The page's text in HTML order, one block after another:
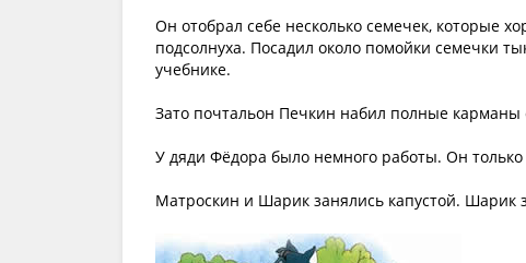
Он отобрал себе несколько семечек, которые
подсолнуха. Посадил около помойки семечки
учебнике.
Зато почтальон Печкин набил полные карманы
У дяди Фёдора было немного работы. Он
Матроскин и Шарик занялись капустой. Шарик